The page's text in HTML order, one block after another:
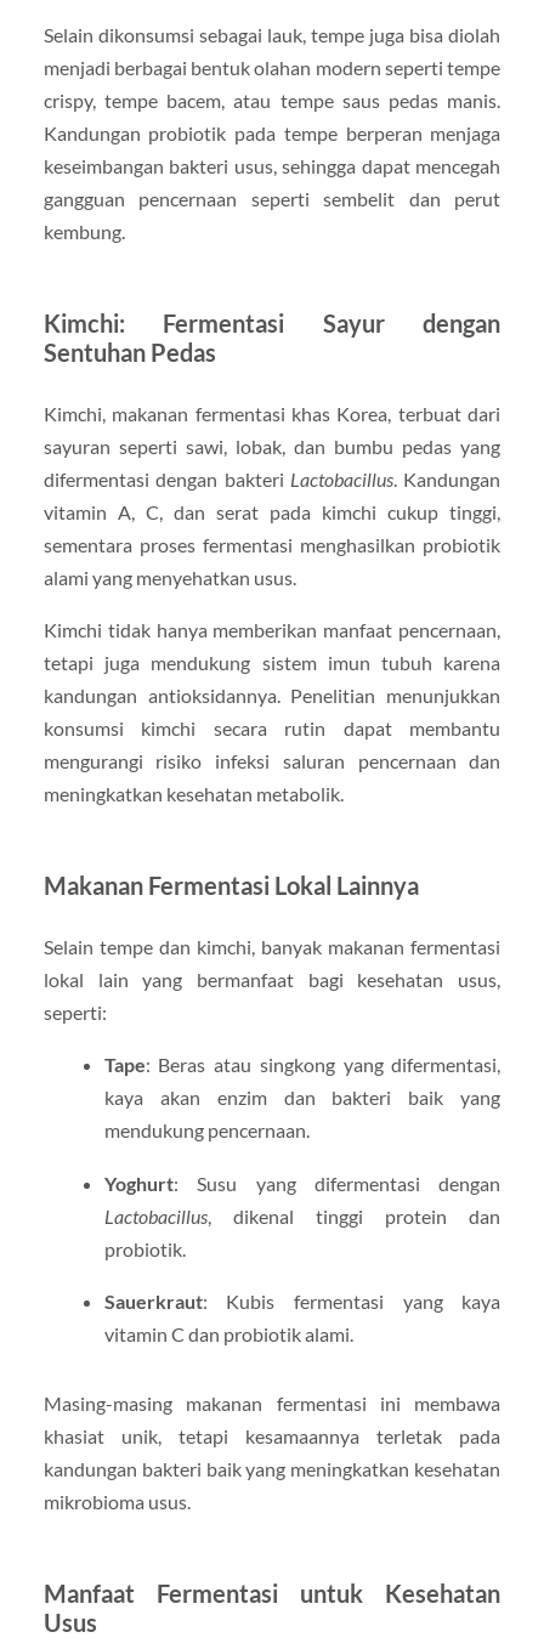
Selain dikonsumsi sebagai lauk, tempe juga bisa diolah
menjadi berbagai bentuk olahan modern seperti tempe
crispy, tempe bacem, atau tempe saus pedas manis.
Kandungan probiotik pada tempe berperan menjaga
keseimbangan bakteri usus, sehingga dapat mencegah
gangguan pencernaan seperti sembelit dan perut
kembung.
Kimchi: Fermentasi Sayur dengan
Sentuhan Pedas
Kimchi, makanan fermentasi khas Korea, terbuat dari
sayuran seperti sawi, lobak, dan bumbu pedas yang
difermentasi dengan bakteri Lactobacillus. Kandungan
vitamin A, C, dan serat pada kimchi cukup tinggi,
sementara proses fermentasi menghasilkan probiotik
alami yang menyehatkan usus.
Kimchi tidak hanya memberikan manfaat pencernaan,
tetapi juga mendukung sistem imun tubuh karena
kandungan antioksidannya. Penelitian menunjukkan
konsumsi kimchi secara rutin dapat membantu
mengurangi risiko infeksi saluran pencernaan dan
meningkatkan kesehatan metabolik.
Makanan Fermentasi Lokal Lainnya
Selain tempe dan kimchi, banyak makanan fermentasi
lokal lain yang bermanfaat bagi kesehatan usus,
seperti:
Tape: Beras atau singkong yang difermentasi,
kaya akan enzim dan bakteri baik yang
mendukung pencernaan.
Yoghurt: Susu yang difermentasi dengan
Lactobacillus, dikenal tinggi protein dan
probiotik.
Sauerkraut: Kubis fermentasi yang kaya
vitamin C dan probiotik alami.
Masing-masing makanan fermentasi ini membawa
khasiat unik, tetapi kesamaannya terletak pada
kandungan bakteri baik yang meningkatkan kesehatan
mikrobioma usus.
Manfaat Fermentasi untuk Kesehatan
Usus